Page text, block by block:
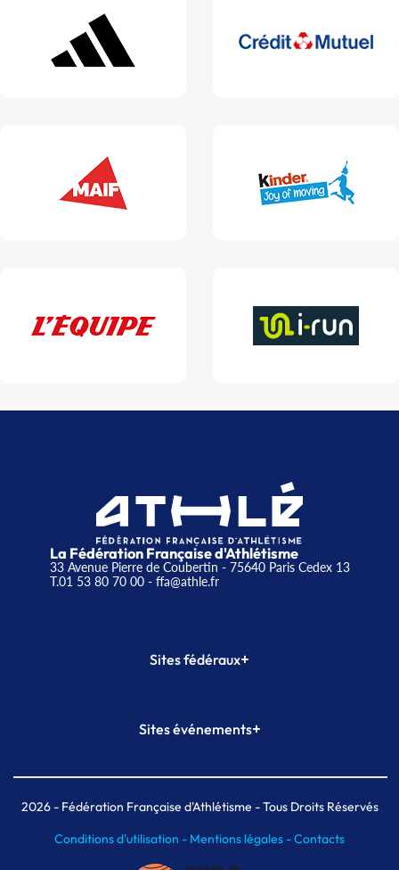
La Fédération Française d'Athlétisme
33 Avenue Pierre de Coubertin - 75640 Paris Cedex 13
T.01 53 80 70 00- ffa@athle.fr
Sites fédéraux+
Plateforme Formation
Sites événements+
Meeting de Paris indoor
MAIF Ekiden de Paris
2026- Fédération Française d'Athlétisme - Tous Droits Réservés
Conditions d'utilisation - Mentions légales -Contacts